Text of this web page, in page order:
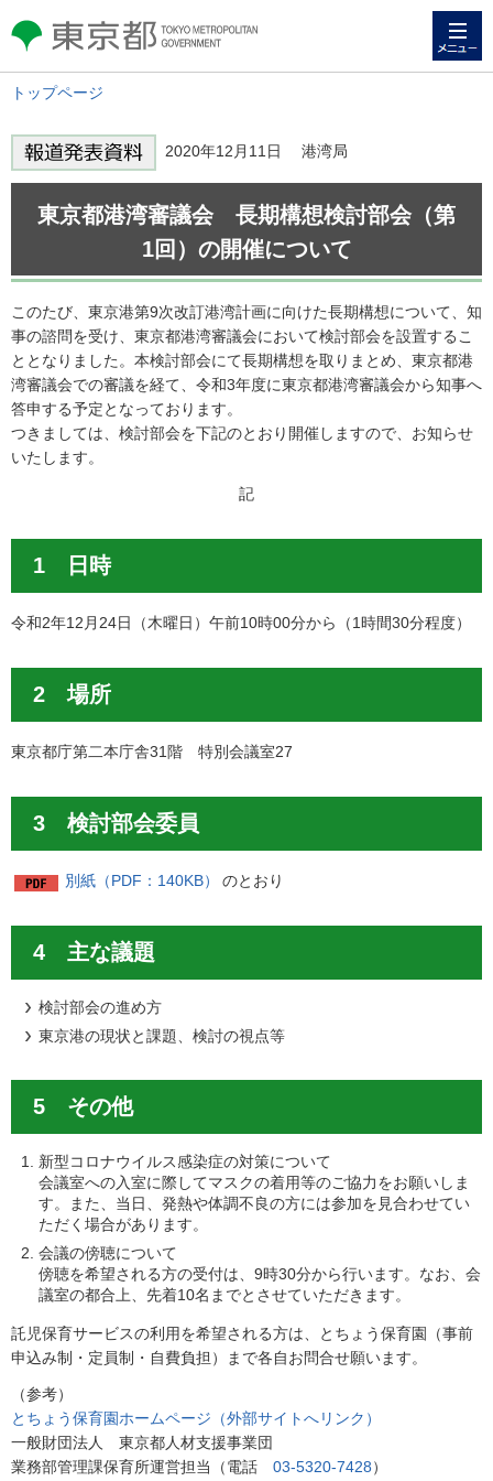
東京都 TOKYO METROPOLITAN
GOVERNMENT
トップページ
2020年12月11日 港湾局
東京都港湾審議会 長期構想検討部会（第
1回）の開催について
このたび、東京港第9次改訂港湾計画に向けた長期構想について、知
事の諮問を受け、東京都港湾審議会において検討部会を設置するこ
ととなりました。本検討部会にて長期構想を取りまとめ、東京都港
湾審議会での審議を経て、令和3年度に東京都港湾審議会から知事へ
答申する予定となっております。
つきましては、検討部会を下記のとおり開催しますので、お知らせ
いたします。
記
1 日時
令和2年12月24日（木曜日）午前10時00分から（1時間30分程度）
2 場所
東京都庁第二本庁舎31階 特別会議室27
3 検討部会委員
別紙（PDF：140KB） のとおり
4 主な議題
検討部会の進め方
東京港の現状と課題、検討の視点等
5 その他
新型コロナウイルス感染症の対策について
会議室への入室に際してマスクの着用等のご協力をお願いしま
す。また、当日、発熱や体調不良の方には参加を見合わせてい
ただく場合があります。
会議の傍聴について
傍聴を希望される方の受付は、9時30分から行います。なお、会
議室の都合上、先着10名までとさせていただきます。
託児保育サービスの利用を希望される方は、とちょう保育園（事前
申込み制・定員制・自費負担）まで各自お問合せ願います。
（参考）
とちょう保育園ホームページ（外部サイトへリンク）
一般財団法人 東京都人材支援事業団
業務部管理課保育所運営担当（電話 03-5320-7428）